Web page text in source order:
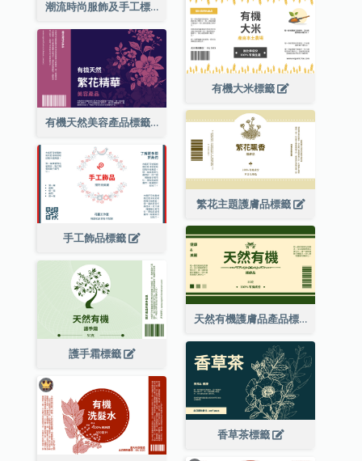
潮流時尚服飾及手工標籤
有機大米標籤
有機天然美容產品標籤
繁花主題護膚品標籤
手工飾品標籤
天然有機護膚品產品標籤
護手霜標籤
香草茶標籤